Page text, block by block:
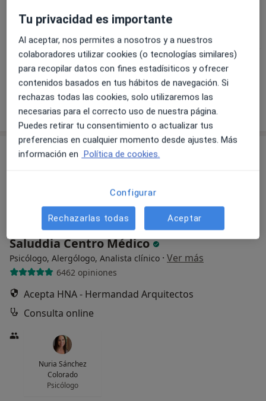
German Felpeto
Rodríguez
Psicólogo
Fran Pardo Muñoz
Psicólogo
Ver todos los especialistas (6)
Mostrar perfil
Saluddia Centro Médico
Psicólogo, Alergólogo, Analista clínico · Ver más
6462 opiniones
Acepta HNA - Hermandad Arquitectos
Consulta online
Nuria Sánchez
Colorado
Psicólogo
Tu privacidad es importante
Al aceptar, nos permites a nosotros y a nuestros
colaboradores utilizar cookies (o tecnologías similares)
para recopilar datos con fines estadísiticos y ofrecer
contenidos basados en tus hábitos de navegación. Si
rechazas todas las cookies, solo utilizaremos las
necesarias para el correcto uso de nuestra página.
Puedes retirar tu consentimiento o actualizar tus
preferencias en cualquier momento desde ajustes. Más
información en Política de cookies.
Configurar
Rechazarlas todas Aceptar